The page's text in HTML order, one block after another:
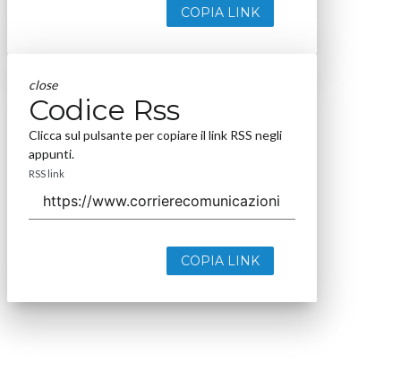
COPIA LINK
close
Codice Rss
Clicca sul pulsante per copiare il link RSS negli
appunti.
RSS link
COPIA LINK